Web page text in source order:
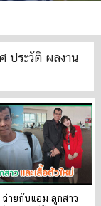
ประวัติ ผลงาน
ายกับแอม ลูกสาว